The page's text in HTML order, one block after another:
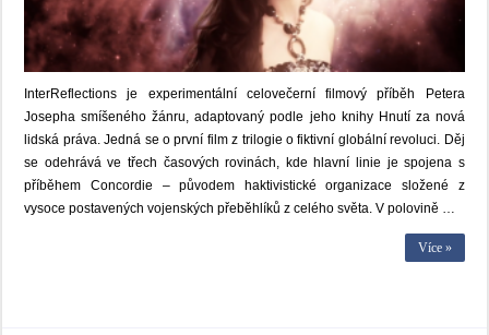
InterReflections je experimentální celovečerní filmový příběh Petera
Josepha smíšeného žánru, adaptovaný podle jeho knihy Hnutí za nová
lidská práva. Jedná se o první film z trilogie o fiktivní globální revoluci. Děj
se odehrává ve třech časových rovinách, kde hlavní linie je spojena s
příběhem Concordie – původem haktivistické organizace složené z
vysoce postavených vojenských přeběhlíků z celého světa. V polovině …
Více »